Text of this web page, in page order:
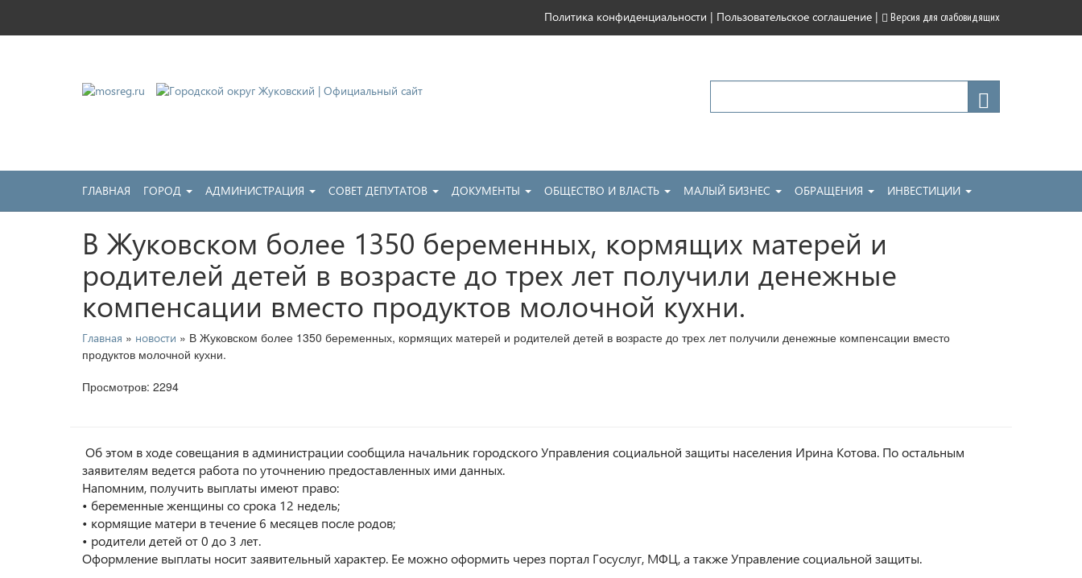
Политика конфиденциальности | Пользовательское соглашение | Версия для слабовидящих
ГЛАВНАЯ ГОРОД АДМИНИСТРАЦИЯ СОВЕТ ДЕПУТАТОВ ДОКУМЕНТЫ ОБЩЕСТВО И ВЛАСТЬ МАЛЫЙ БИЗНЕС ОБРАЩЕНИЯ ИНВЕСТИЦИИ
В Жуковском более 1350 беременных, кормящих матерей и
родителей детей в возрасте до трех лет получили денежные
компенсации вместо продуктов молочной кухни.
Главная » новости » В Жуковском более 1350 беременных, кормящих матерей и родителей детей в возрасте до трех лет получили денежные компенсации вместо
продуктов молочной кухни.
Просмотров: 2294
Об этом в ходе совещания в администрации сообщила начальник городского Управления социальной защиты населения Ирина Котова. По остальным
заявителям ведется работа по уточнению предоставленных ими данных.
Напомним, получить выплаты имеют право:
• беременные женщины со срока 12 недель;
• кормящие матери в течение 6 месяцев после родов;
• родители детей от 0 до 3 лет.
Оформление выплаты носит заявительный характер. Ее можно оформить через портал Госуслуг, МФЦ, а также Управление социальной защиты.